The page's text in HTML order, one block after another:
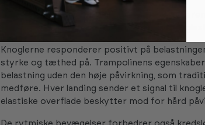
Sundhedstyrelsen understreger, at
hop, kan styrke knoglerne og modvirke
Knoglerne responderer positivt på
styrke og tæthed på. Trampolinens
belastning uden den høje påvirkning, som
medføre. Hver landing sender et signal til
elastiske overflade beskytter mod for hård